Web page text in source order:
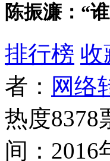
陈振濂：“
排行榜 收
者： 网络
热度8378
间：2016